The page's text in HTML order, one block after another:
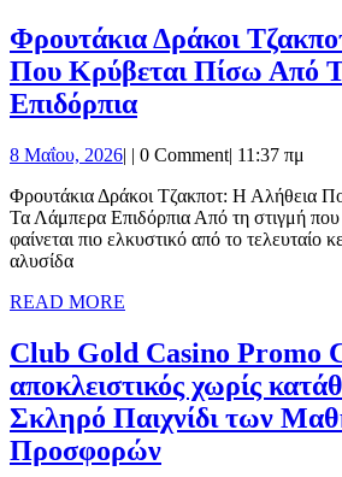
Φρουτάκια Δράκοι
Που Κρύβεται Πίσω Από
ΕπιδόρπιαΦρουτάκια
Τζακποτ:
Η
Αλήθεια
Από
Τα
Λάμπερα
Επιδόρπια
8 Μαΐου, 20268
2026
| | 0 Comment| 11:37 πμ
Φρουτάκια Δράκοι Τζακποτ: Η Αλήθεια Που Κρύβεται Πίσω Από
Τα Λάμπερα Επιδόρπια Από τη στιγμή
φαίνεται πιο ελκυστικό από το τελευταίο
αλυσίδα
READ MORE
Club Gold Casino Promo
αποκλειστικός χωρίς
Σκληρό Παιχνίδι των
ΠροσφορώνClub